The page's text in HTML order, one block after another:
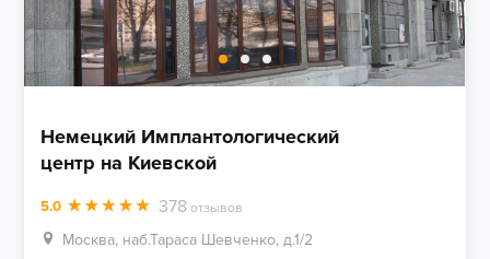
Немецкий Имплантологический
центр на Киевской
5.0 378 отзывов
Москва, наб.Тараса Шевченко, д.1/2